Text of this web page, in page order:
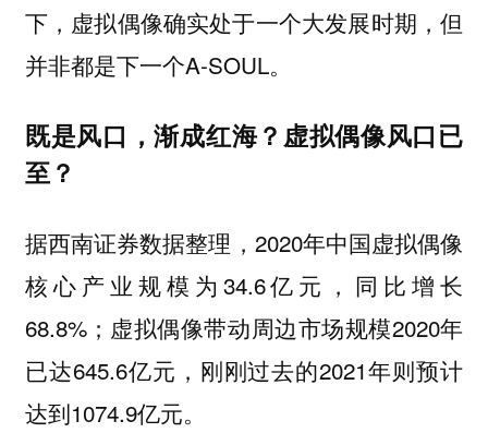
下，虚拟偶像确实处于一个大发展时期，但
并非都是下一个A-SOUL。
既是风口，渐成红海？虚拟偶像风口已
至？
据西南证券数据整理，2020年中国虚拟偶像
核心产业规模为34.6亿元，同比增长
68.8%；虚拟偶像带动周边市场规模2020年
已达645.6亿元，刚刚过去的2021年则预计
达到1074.9亿元。